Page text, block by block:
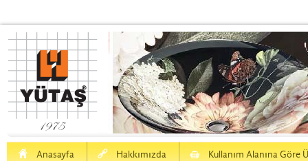
Anasayfa
H Hakkımızda
a Kullanım Alanına Göre
S